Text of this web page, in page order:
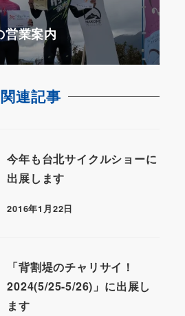
業案内
関連記事
今年も台北サイクルショーに
出展します
2016年1月22日
「背割堤のチャリサイ！
2024(5/25-5/26)」に出展し
ます